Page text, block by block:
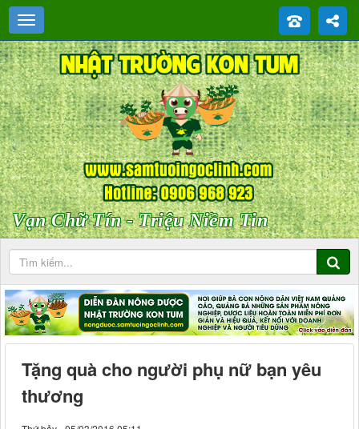
Vạn Chữ Tín - Triệu Niềm Tin
Tặng quà cho người phụ nữ bạn yêu
thương